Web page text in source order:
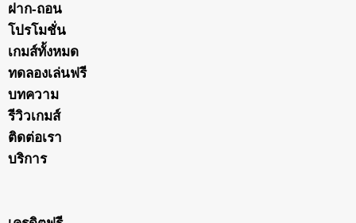
ฝาก-ถอน
โปรโมชั่น
เกมส์ทั้งหมด
ทดลองเล่นฟรี
บทความ
รีวิวเกมส์
ติดต่อเรา
บริการ